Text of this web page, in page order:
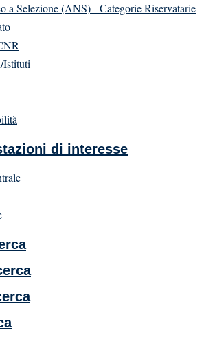
a Selezione (ANS) - Categorie Riservatarie
Istituti
di interesse